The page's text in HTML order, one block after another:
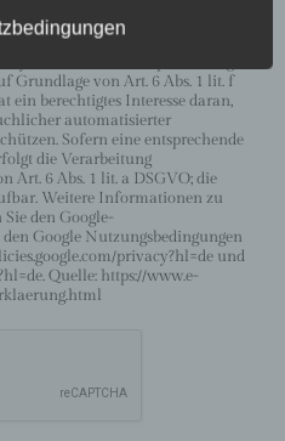
Die reCAPTCHA-Analysen
Websitebesucher werden nicht
Grundlage von Art. 6 Abs. 1 lit. f
ein berechtigtes Interesse daran,
automatisierter
Sofern eine entsprechende
die Verarbeitung
Art. 6 Abs. 1 lit. a DSGVO; die
Weitere Informationen zu
den Google-
Google Nutzungsbedingungen
privacy?hl=de und
Quelle: https://www.e-
beruht auf den
den Europäischen
beim Erlass der
(DS-GVO)
Datenschutzerklärung
als auch für unsere
einfach lesbar und
zu gewährleisten,